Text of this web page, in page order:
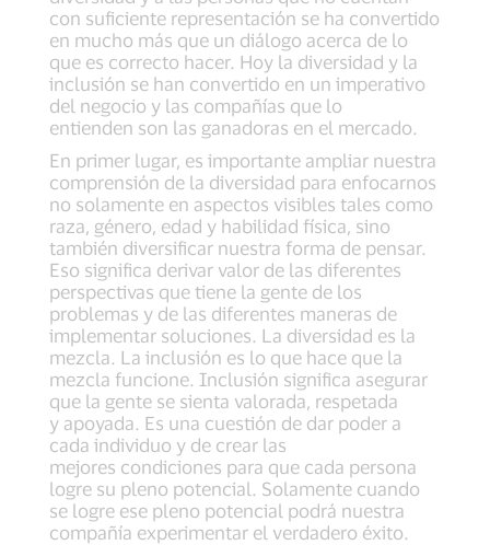
con suficiente representación se ha convertido
en mucho más que un diálogo acerca de lo
que es correcto hacer. Hoy la diversidad y la
inclusión se han convertido en un imperativo
del negocio y las compañías que lo
entienden son las ganadoras en el mercado.
En primer lugar, es importante ampliar nuestra
comprensión de la diversidad para enfocarnos
no solamente en aspectos visibles tales como
raza, género, edad y habilidad física, sino
también diversificar nuestra forma de pensar.
Eso significa derivar valor de las diferentes
perspectivas que tiene la gente de los
problemas y de las diferentes maneras de
implementar soluciones. La diversidad es la
mezcla. La inclusión es lo que hace que la
mezcla funcione. Inclusión significa asegurar
que la gente se sienta valorada, respetada
y apoyada. Es una cuestión de dar poder a
cada individuo y de crear las
mejores condiciones para que cada persona
logre su pleno potencial. Solamente cuando
se logre ese pleno potencial podrá nuestra
compañía experimentar el verdadero éxito.